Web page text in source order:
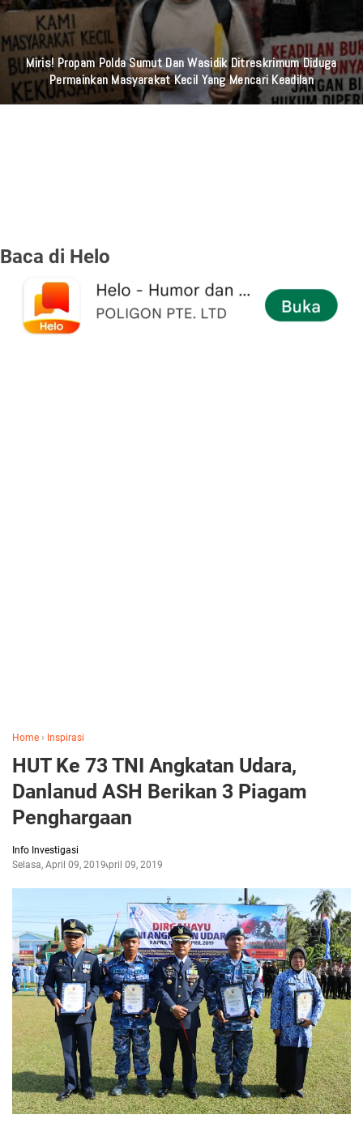
FIRA Cantika Gandeng Irwan Krisdiyanto : Kisah Cinta Yang
Semu, Penderitaan, Rasa Hampa Serta Keterasingan Sosial
Lewat "FATAMORGANA" Bersama Musik Proaktif
Baca di Helo
Home › Inspirasi
HUT Ke 73 TNI Angkatan Udara,
Danlanud ASH Berikan 3 Piagam
Penghargaan
Info Investigasi
Selasa, April 09, 2019April 09, 2019